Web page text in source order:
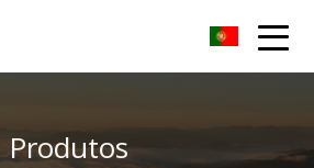
Produtos